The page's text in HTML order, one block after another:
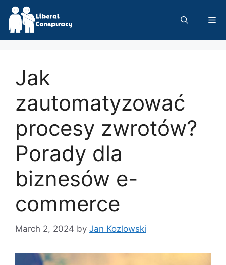
Skip
content
Jak
zautomatyzować
procesy zwrotów?
Porady dla
biznesów e-
commerce
March 2, 2024 by Jan Kozlowski